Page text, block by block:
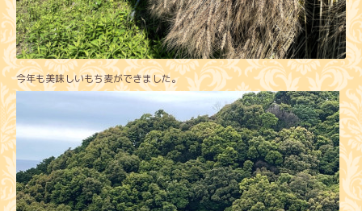
今年も美味しいもち麦ができました。